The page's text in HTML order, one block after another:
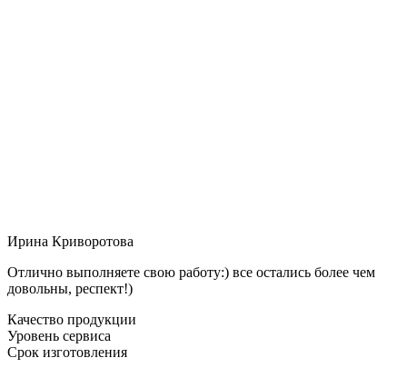
Ирина Криворотова
Отлично выполняете свою работу:) все остались более чем
довольны, респект!)
Качество продукции
Уровень сервиса
Срок изготовления